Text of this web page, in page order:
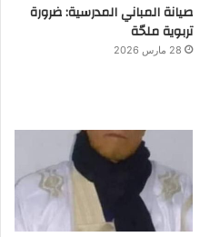
صيانة المباني المدرسية: ضرورة
تربوية ملحّة
28 مارس 2026